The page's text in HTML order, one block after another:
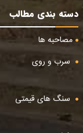
دسته بندی مطالب
مصاحبه ها
سرب و روی
سنگ های قیمتی